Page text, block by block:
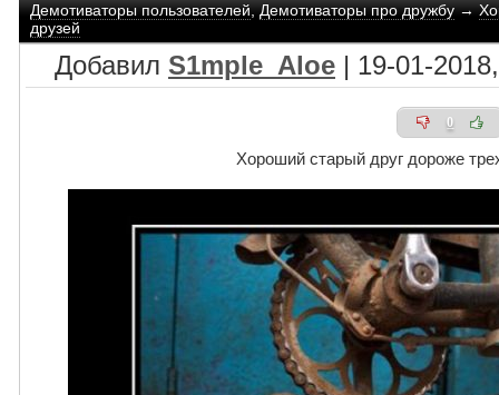
Демотиваторы пользователей,Демотиваторы про дружбу→
друзей
Добавил S1mple_Aloe | 19-01-
0
Хороший старый друг дороже